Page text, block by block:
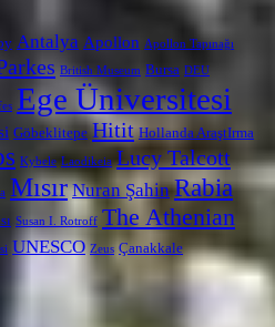
Antalya Apollon Apollon Tapınağı
British Museum Bursa DEU
Ege Üniversitesi
Göbeklitepe Hitit Hollanda AraştIrma
Kybele Laodikeia Lucy Talcott
Mısır Nuran Şahin Rabia
Susan I. Rotroff The Athenian
UNESCO Zeus Çanakkale